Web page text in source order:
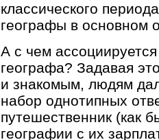
классического
географы в основном
А с чем
географа? Задавая
и знакомым, людям
набор однотипных
путешественник (как
географии с их